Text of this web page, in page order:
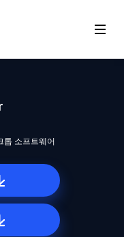
톱 소프트웨어